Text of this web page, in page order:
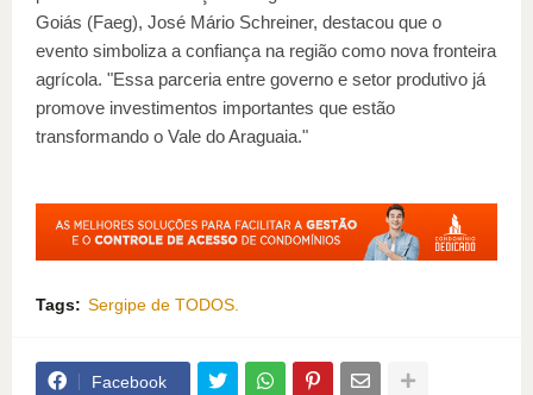
Goiás (Faeg), José Mário Schreiner, destacou que o
evento simboliza a confiança na região como nova fronteira
agrícola. "Essa parceria entre governo e setor produtivo já
promove investimentos importantes que estão
transformando o Vale do Araguaia."
Tags: Sergipe de TODOS.
Facebook